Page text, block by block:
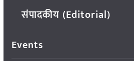
संपादकीय (Editorial)
Events